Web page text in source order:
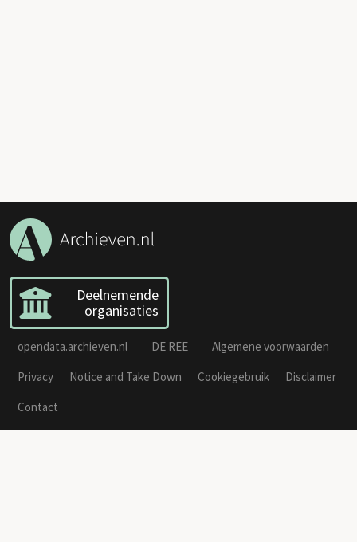
Deelnemende
organisaties
opendata.archieven.nl DE REE
Algemene voorwaarden
Privacy
Notice and Take Down Cookiegebruik
Disclaimer
Contact